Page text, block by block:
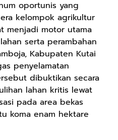
oportunis yang
kelompok agrikultur
menjadi motor utama
serta perambahan
Kabupaten Kutai
penyelamatan
dibuktikan secara
lahan kritis lewat
pada area bekas
koma enam hektare